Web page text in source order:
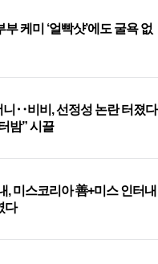
케미 ‘얼빡샷’에도 굴욕 없
니‥비비, 선정성 논란 터졌다
밤” 시끌
, 미스코리아 善+미스 인터내
다